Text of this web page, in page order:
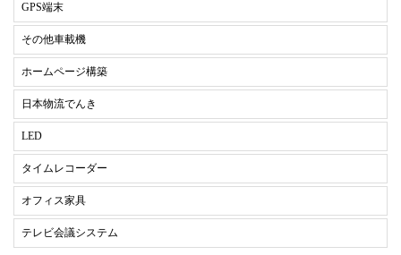
GPS端末
その他車載機
ホームページ構築
日本物流でんき
LED
タイムレコーダー
オフィス家具
テレビ会議システム